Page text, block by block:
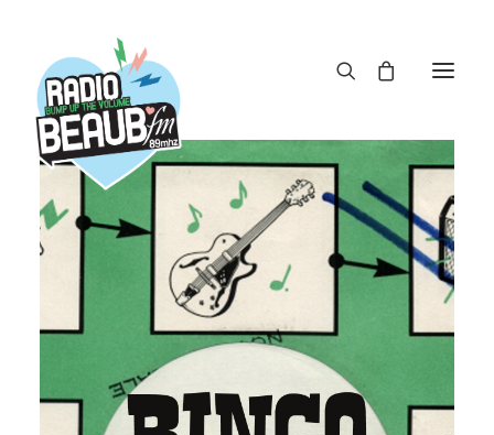
ACTUS
REPLAY
ÉMISSIONS
BOUTIQUE